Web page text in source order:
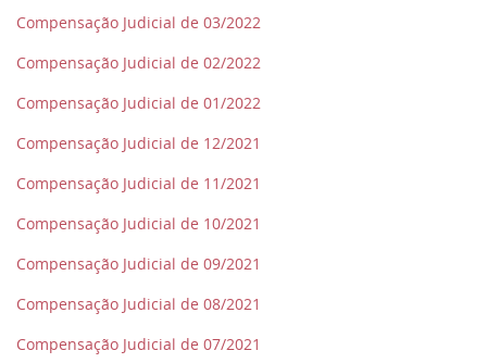
Compensação Judicial de 03/2022
Compensação Judicial de 02/2022
Compensação Judicial de 01/2022
Compensação Judicial de 12/2021
Compensação Judicial de 11/2021
Compensação Judicial de 10/2021
Compensação Judicial de 09/2021
Compensação Judicial de 08/2021
Compensação Judicial de 07/2021